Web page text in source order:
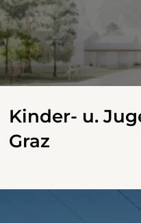
Kinder- u.
Graz